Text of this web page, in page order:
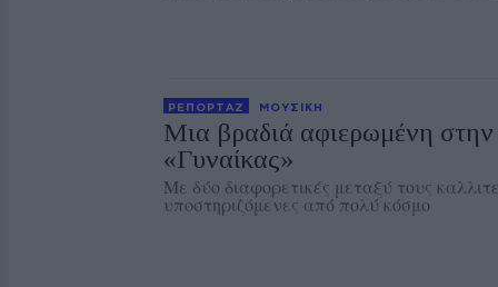
ΡΕΠΟΡΤΑΖ ΜΟΥΣΙΚΗ
Μια βραδιά αφιερωμένη στην
«Γυναίκας»
Με δύο διαφορετικές μεταξύ τους
υποστηριζόμενες από πολύ κόσμο